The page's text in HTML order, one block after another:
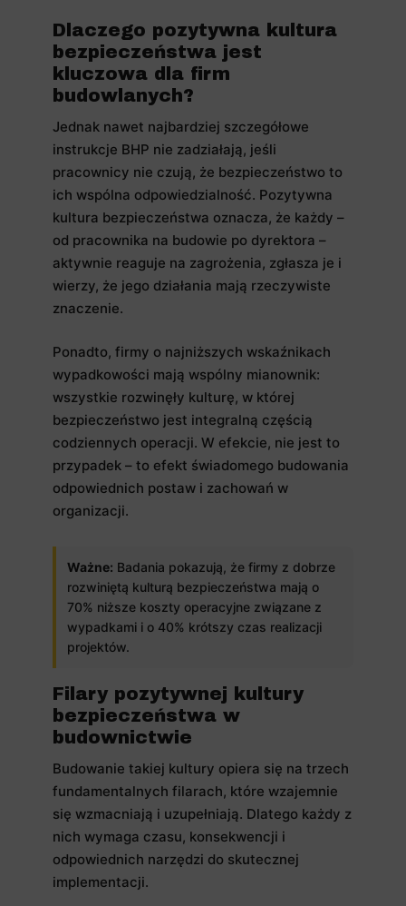
Dlaczego pozytywna kultura
bezpieczeństwa jest
kluczowa dla firm
budowlanych?
Jednak nawet najbardziej szczegółowe
instrukcje BHP nie zadziałają, jeśli
pracownicy nie czują, że bezpieczeństwo to
ich wspólna odpowiedzialność. Pozytywna
kultura bezpieczeństwa oznacza, że każdy –
od pracownika na budowie po dyrektora –
aktywnie reaguje na zagrożenia, zgłasza je i
wierzy, że jego działania mają rzeczywiste
znaczenie.
Ponadto, firmy o najniższych wskaźnikach
wypadkowości mają wspólny mianownik:
wszystkie rozwinęły kulturę, w której
bezpieczeństwo jest integralną częścią
codziennych operacji. W efekcie, nie jest to
przypadek – to efekt świadomego budowania
odpowiednich postaw i zachowań w
organizacji.
Ważne: Badania pokazują, że firmy z dobrze
rozwiniętą kulturą bezpieczeństwa mają o
70% niższe koszty operacyjne związane z
wypadkami i o 40% krótszy czas realizacji
projektów.
Filary pozytywnej kultury
bezpieczeństwa w
budownictwie
Budowanie takiej kultury opiera się na trzech
fundamentalnych filarach, które wzajemnie
się wzmacniają i uzupełniają. Dlatego każdy z
nich wymaga czasu, konsekwencji i
odpowiednich narzędzi do skutecznej
implementacji.